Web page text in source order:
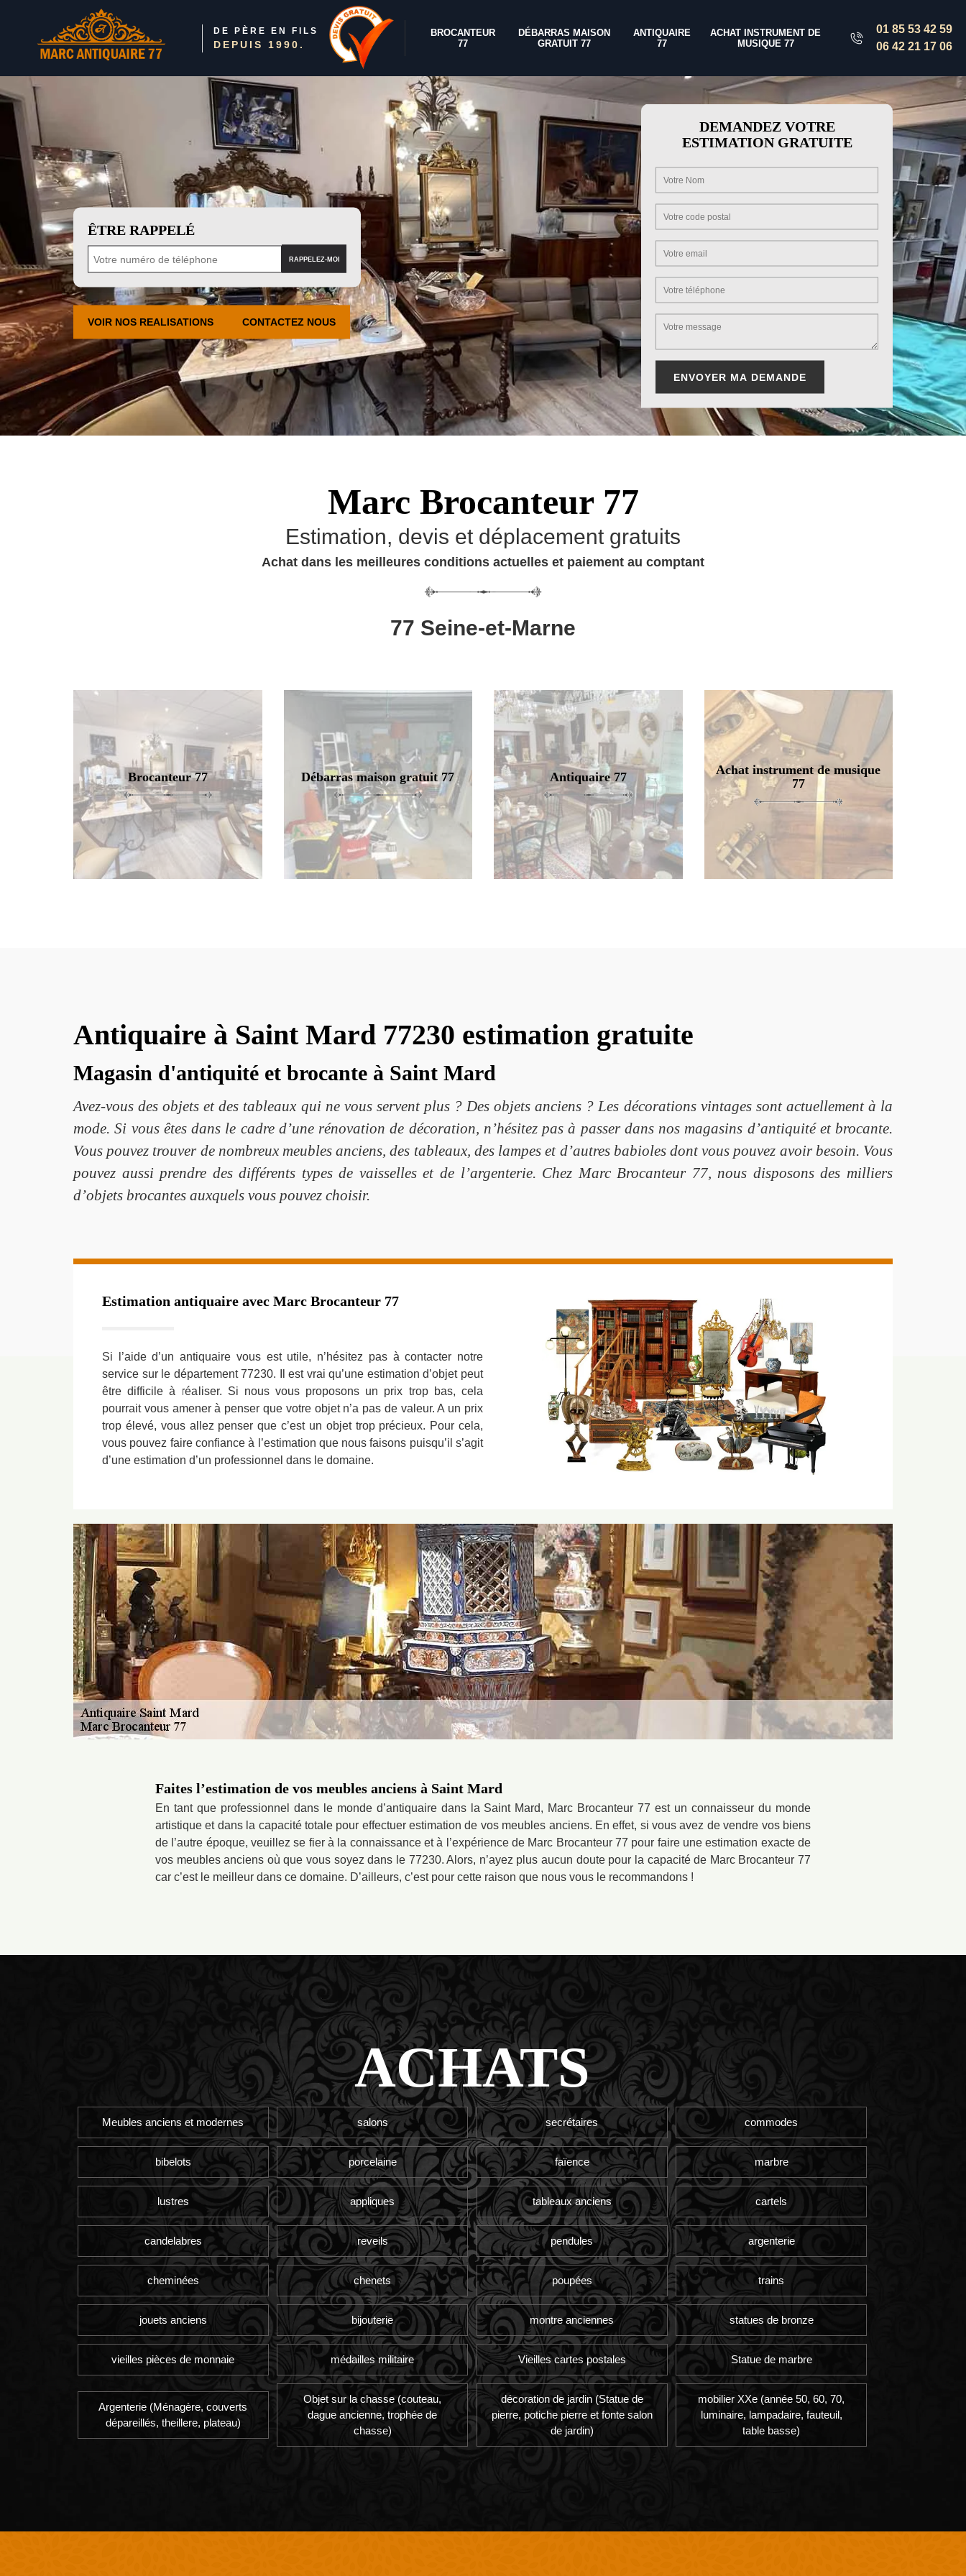
DE PÈRE EN FILS
DEPUIS 1990.
BROCANTEUR
77
DÉBARRAS MAISON
GRATUIT 77
ANTIQUAIRE
77
ACHAT INSTRUMENT DE
MUSIQUE 77
01 85 53 42 59
06 42 21 17 06
ÊTRE RAPPELÉ
VOIR NOS REALISATIONS CONTACTEZ NOUS
DEMANDEZ VOTRE
ESTIMATION GRATUITE
Marc Brocanteur 77
Estimation, devis et déplacement gratuits
Achat dans les meilleures conditions actuelles et paiement au comptant
77 Seine-et-Marne
Brocanteur 77 Débarras maison gratuit 77 Antiquaire 77
Achat instrument de musique
77
Antiquaire à Saint Mard 77230 estimation gratuite
Magasin d'antiquité et brocante à Saint Mard
Avez-vous des objets et des tableaux qui ne vous servent plus ? Des objets anciens ? Les décorations vintages sont actuellement à la
mode. Si vous êtes dans le cadre d’une rénovation de décoration, n’hésitez pas à passer dans nos magasins d’antiquité et brocante.
Vous pouvez trouver de nombreux meubles anciens, des tableaux, des lampes et d’autres babioles dont vous pouvez avoir besoin. Vous
pouvez aussi prendre des différents types de vaisselles et de l’argenterie. Chez Marc Brocanteur 77, nous disposons des milliers
d’objets brocantes auxquels vous pouvez choisir.
Estimation antiquaire avec Marc Brocanteur 77
Si l’aide d’un antiquaire vous est utile, n’hésitez pas à contacter notre
service sur le département 77230. Il est vrai qu’une estimation d’objet peut
être difficile à réaliser. Si nous vous proposons un prix trop bas, cela
pourrait vous amener à penser que votre objet n’a pas de valeur. A un prix
trop élevé, vous allez penser que c’est un objet trop précieux. Pour cela,
vous pouvez faire confiance à l’estimation que nous faisons puisqu’il s’agit
d’une estimation d’un professionnel dans le domaine.
Faites l’estimation de vos meubles anciens à Saint Mard
En tant que professionnel dans le monde d’antiquaire dans la Saint Mard, Marc Brocanteur 77 est un connaisseur du monde
artistique et dans la capacité totale pour effectuer estimation de vos meubles anciens. En effet, si vous avez de vendre vos biens
de l’autre époque, veuillez se fier à la connaissance et à l’expérience de Marc Brocanteur 77 pour faire une estimation exacte de
vos meubles anciens où que vous soyez dans le 77230. Alors, n’ayez plus aucun doute pour la capacité de Marc Brocanteur 77
car c’est le meilleur dans ce domaine. D’ailleurs, c’est pour cette raison que nous vous le recommandons !
ACHATS
Meubles anciens et modernes salons secrétaires commodes
bibelots porcelaine faïence marbre
lustres appliques tableaux anciens cartels
candelabres reveils pendules argenterie
cheminées chenets poupées trains
jouets anciens bijouterie montre anciennes statues de bronze
vieilles pièces de monnaie médailles militaire Vieilles cartes postales Statue de marbre
Argenterie (Ménagère, couverts
dépareillés, theillere, plateau)
Objet sur la chasse (couteau,
dague ancienne, trophée de
chasse)
décoration de jardin (Statue de
pierre, potiche pierre et fonte salon
de jardin)
mobilier XXe (année 50, 60, 70,
luminaire, lampadaire, fauteuil,
table basse)